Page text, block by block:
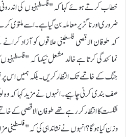
خطاب کرتے ہوئے کہا کہ "فلسطینیوں کی
ضروری اور ناگزیر معاملہ بن گیا ہے۔ اسے ملتوی
کہ طوفان الاقصی فلسطینی علاقوں کو آزاد
نمائندگی کرتا ہے خالد مشعل نیکہا کہ
جنگ کے خاتمے تک انتظار کریں۔ بلکہ ہمیں اس
صف بندی کرنی چاہیے۔انہوں نے مزید کہا کہ
شکست کا انتظار کر رہے تھے طوفان الاقصی کے
وزن کیا ہوگا؟انہوں نے نشاندہی کی کہ "فلسطینی